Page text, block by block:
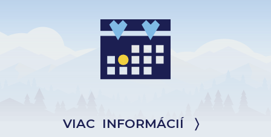
VIAC INFORMÁCIÍ 〉